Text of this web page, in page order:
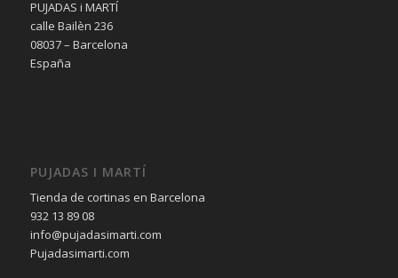
PUJADAS i MARTÍ
calle Bailèn 236
08037 – Barcelona
España
PUJADAS I MARTÍ
Tienda de cortinas en Barcelona
932 13 89 08
info@pujadasimarti.com
Pujadasimarti.com